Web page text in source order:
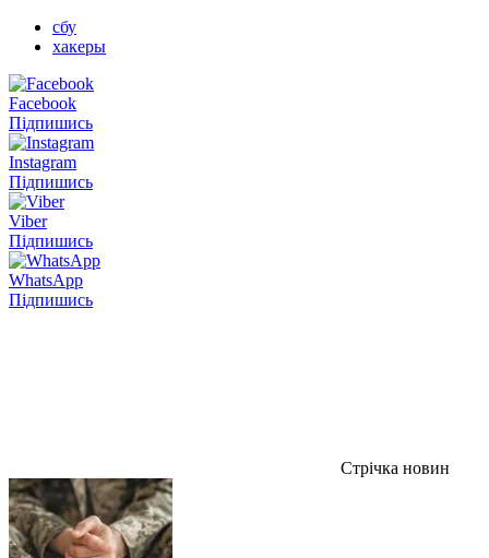
сбу
хакеры
Facebook
Підпишись
Instagram
Підпишись
Viber
Підпишись
WhatsApp
Підпишись
Стрічка новин